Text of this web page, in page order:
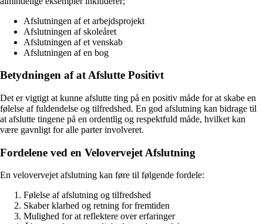
Afslutningen af et arbejdsprojekt
Afslutningen af skoleåret
Afslutningen af et venskab
Afslutningen af en bog
Betydningen af at Afslutte Positivt
Det er vigtigt at kunne afslutte ting på en positiv måde for at skabe en
følelse af fuldendelse og tilfredshed. En god afslutning kan bidrage til
at afslutte tingene på en ordentlig og respektfuld måde, hvilket kan
være gavnligt for alle parter involveret.
Fordelene ved en Velovervejet Afslutning
En velovervejet afslutning kan føre til følgende fordele:
Følelse af afslutning og tilfredshed
Skaber klarhed og retning for fremtiden
Mulighed for at reflektere over erfaringer